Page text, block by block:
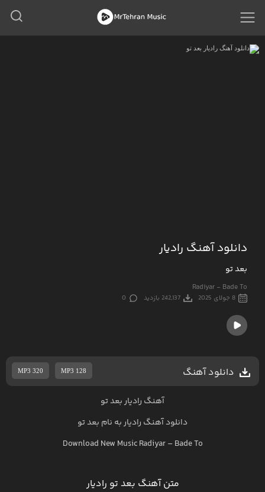
دانلود آهنگ رادیار
بعد تو
Radiyar - Bade To
8 جولای 2025 242,137 بازدید 0
دانلود آهنگ MP3 320 MP3 128
آهنگ رادیار بعد تو
دانلود آهنگ رادیاربه نام بعد تو
Download New MusicRadiyar– Bade To
متن آهنگ بعد تو رادیار